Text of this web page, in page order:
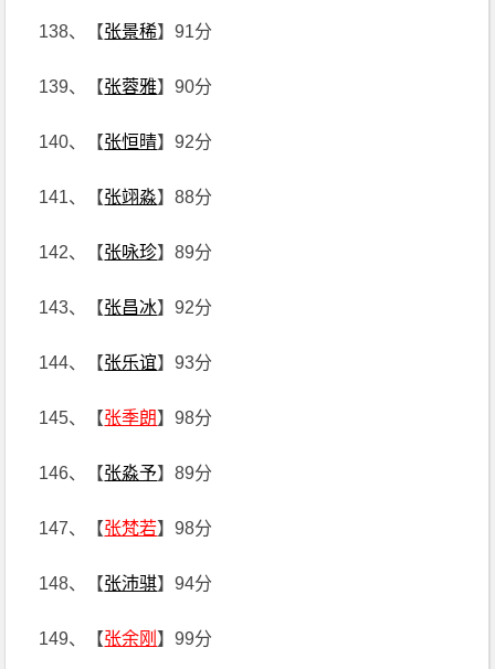
138、【张景稀】91分
139、【张蓉雅】90分
140、【张恒晴】92分
141、【张翊淼】88分
142、【张咏珍】89分
143、【张昌冰】92分
144、【张乐谊】93分
145、【张季朗】98分
146、【张淼予】89分
147、【张梵若】98分
148、【张沛骐】94分
149、【张余刚 】99分